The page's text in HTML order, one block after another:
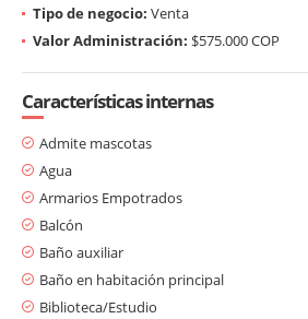
Tipo de negocio: Venta
Valor Administración: $575.000 COP
Características internas
Admite mascotas
Agua
Armarios Empotrados
Balcón
Baño auxiliar
Baño en habitación principal
Biblioteca/Estudio